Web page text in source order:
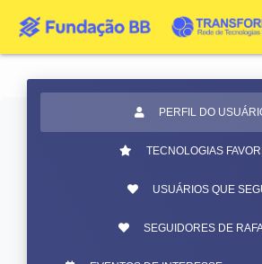
PERFIL DO
TECNOLOGIAS
USUÁRIOS QUE
SEGUIDORES DE